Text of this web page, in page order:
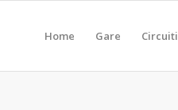
Home Gare Circuiti